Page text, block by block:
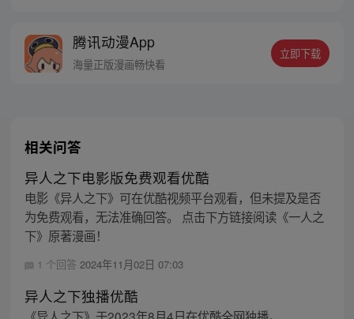
腾讯动漫App
海量正版漫画畅快看
立即下载
相关问答
异人之下电影版免费观看优酷
电影《异人之下》可在优酷视频平台观看，但未提及是否
为免费观看，无法准确回答。 点击下方链接阅读《一人之
下》原著漫画！
1 个回答 2024年11月02日 07:03
异人之下独播优酷